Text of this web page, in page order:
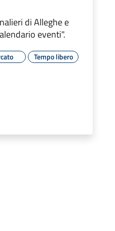
di Alleghe e
eventi".
Tempo libero